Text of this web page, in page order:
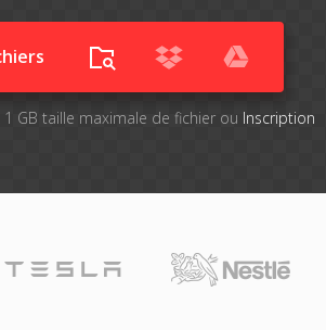
GB taille maximale de fichier ou Inscription